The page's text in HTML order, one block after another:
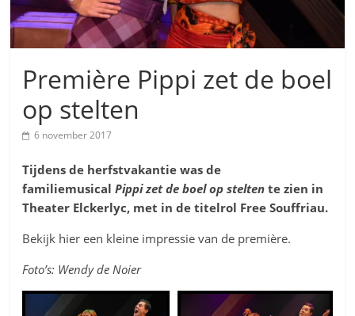
Première Pippi zet de boel
op stelten
6 november 2017
Tijdens de herfstvakantie was de
familiemusicalPippi zet de boel op stelten te zien in
Theater Elckerlyc, met in de titelrol Free Souffriau.
Bekijk hier een kleine impressie van de première.
Foto’s: Wendy de Noier